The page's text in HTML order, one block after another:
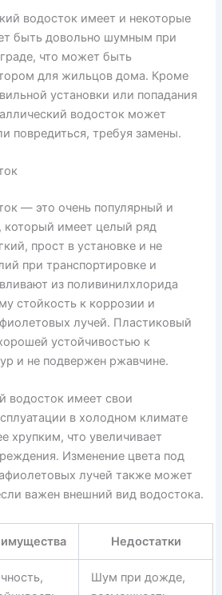
водосток имеет и некоторые
быть довольно шумным при
что может быть
для жильцов дома. Кроме
установки или попадания
водосток может
повредиться, требуя замены.
— это очень популярный и
который имеет целый ряд
прост в установке и не
при транспортировке и
из поливинилхлорида
стойкость к коррозии и
лучей. Пластиковый
устойчивостью к
и не подвержен ржавчине.
водосток имеет свои
в холодном климате
хрупким, что увеличивает
Изменение цвета под
лучей также может
важен внешний вид водостока.
Недостатки
Шум при дожде,